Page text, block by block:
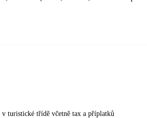
v turistické třídě včetně tax a příplatků